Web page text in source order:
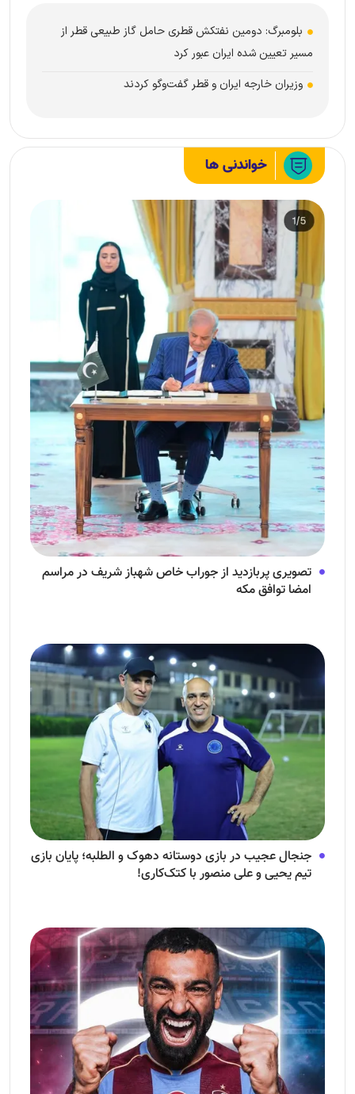
بلومبرگ: دومین نفتکش قطری حامل گاز طبیعی قطر از
مسیر تعیین شده ایران عبور کرد
وزیران خارجه ایران و قطر گفت‌و‌گو کردند
خواندنی ها
تصویری پربازدید از جوراب‌ خاص شهباز شریف در مراسم
امضا توافق‌ مکه
جنجال عجیب در بازی دوستانه دهوک و الطلبه؛ پایان بازی
تیم یحیی و علی منصور با کتک‌کاری!